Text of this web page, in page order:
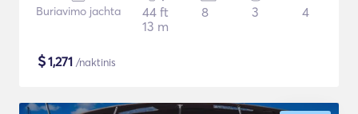
Buriavimo jachta
44 ft
13 m
8 3 4
$1,271 /naktinis